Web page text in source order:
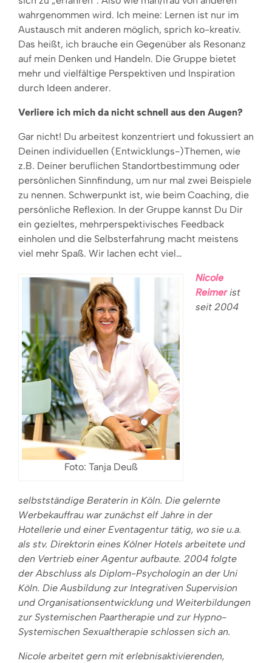
wahrgenommen wird. Ich meine: Lernen ist nur im
Austausch mit anderen möglich, sprich ko-kreativ.
Das heißt, ich brauche ein Gegenüber als Resonanz
auf mein Denken und Handeln. Die Gruppe bietet
mehr und vielfältige Perspektiven und Inspiration
durch Ideen anderer.
Verliere ich mich da nicht schnell aus den Augen?
Gar nicht! Du arbeitest konzentriert und fokussiert an
Deinen individuellen (Entwicklungs-)Themen, wie
z.B. Deiner beruflichen Standortbestimmung oder
persönlichen Sinnfindung, um nur mal zwei Beispiele
zu nennen. Schwerpunkt ist, wie beim Coaching, die
persönliche Reflexion. In der Gruppe kannst Du Dir
ein gezieltes, mehrperspektivisches Feedback
einholen und die Selbsterfahrung macht meistens
viel mehr Spaß. Wir lachen echt viel…
Foto: Tanja Deuß
Nicole
Reimerist
seit 2004
selbstständige Beraterin in Köln. Die gelernte
Werbekauffrau war zunächst elf Jahre in der
Hotellerie und einer Eventagentur tätig, wo sie u.a.
als stv. Direktorin eines Kölner Hotels arbeitete und
den Vertrieb einer Agentur aufbaute. 2004 folgte
der Abschluss als Diplom-Psychologin an der Uni
Köln. Die Ausbildung zur Integrativen Supervision
und Organisationsentwicklung und Weiterbildungen
zur Systemischen Paartherapie und zur Hypno-
Systemischen Sexualtherapie schlossen sich an.
Nicole arbeitet gern mit erlebnisaktivierenden,